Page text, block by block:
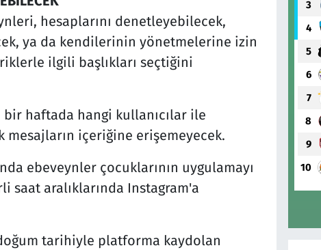
hesaplarını denetleyebilecek,
ya da kendilerinin yönetmelerine izin
ilgili başlıkları seçtiğini
bir haftada hangi kullanıcılar ile
mesajların içeriğine erişemeyecek.
ebeveynler çocuklarının uygulamayı
aralıklarında Instagram'a
tarihiyle platforma kaydolan
3
4
5
6
7
8
9
10